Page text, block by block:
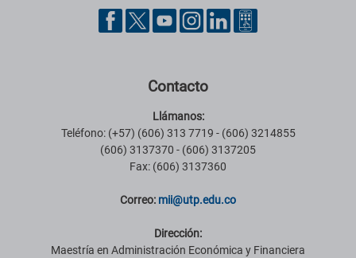
Pie de página con información de contacto, redes sociales y datos
Contacto
Llámanos:
Teléfono: (+57) (606) 313 7719 - (606) 3214855
(606) 3137370 - (606) 3137205
Fax: (606) 3137360
Correo: mii@utp.edu.co
Dirección:
Maestría en Administración Económica y Financiera